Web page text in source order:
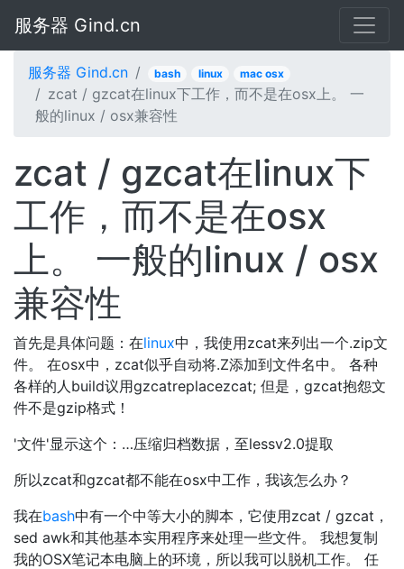
服务器 Gind.cn
服务器 Gind.cn bash linux mac osx
zcat / gzcat在linux下工作，而不是在osx上。 一
般的linux / osx兼容性
zcat / gzcat在linux下
工作，而不是在osx
上。 一般的linux / osx
兼容性
首先是具体问题：在linux中，我使用zcat来列出一个.zip文
件。 在osx中​​，zcat似乎自动将.Z添加到文件名中。 各种
各样的人build议用gzcatreplacezcat; 但是，gzcat抱怨文
件不是gzip格式！
'文件'显示这个：…压缩归档数据，至lessv2.0提取
所以zcat和gzcat都不能在osx中​​工作，我该怎么办？
我在bash中有一个中等大小的脚本，它使用zcat / gzcat，
sed awk和其他基本实用程序来处理一些文件。 我想复制
我的OSX笔记本电脑上的环境，所以我可以脱机工作。 任